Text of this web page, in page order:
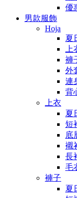
優
男款服飾
Hoja
夏
上
褲
外
連
背
上衣
夏
短
底
襯
長
毛
褲子
夏